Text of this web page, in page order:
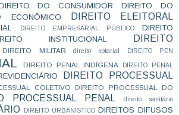
DO CONSUMIDOR
DIREITO DO
ECONÔMICO DIREITO ELEITORAL
DIREITO EMPRESARIAL PÚBLICO
DIREITO
INSTITUCIONAL
DIREITO
DIREITO MILITAR direito notarial DIREITO PEN
DIREITO PENAL INDÍGENA
DIREITO PENAL
DIREITO PROCESSUAL
COLETIVO
DIREITO PROCESSUAL DO
PROCESSUAL PENAL direito sanitário
DIREITO URBANÍSTICO DIREITOS DIFUSOS